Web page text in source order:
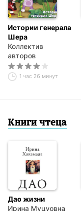
Истории генерала
Шера
Коллектив
авторов
1 час 26 минут
Книги чтеца
Дао жизни
Ирина Муцуовна